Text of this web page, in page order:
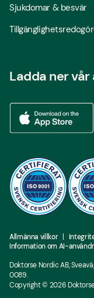
Sjukdomar & besvär
Ladda ner vår
Allmänna villkor
Information om AI-
Doktorse Nordic AB,
0089.
Copyright © 2026